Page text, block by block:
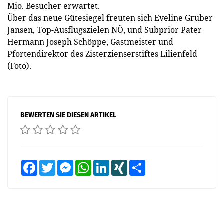
Mio. Besucher erwartet.
Über das neue Gütesiegel freuten sich Eveline Gruber
Jansen, Top-Ausflugszielen NÖ, und Subprior Pater
Hermann Joseph Schöppe, Gastmeister und
Pfortendirektor des Zisterzienserstiftes Lilienfeld
(Foto).
BEWERTEN SIE DIESEN ARTIKEL
FacebookTwitter MessengerWhatsAppLinkedInXING